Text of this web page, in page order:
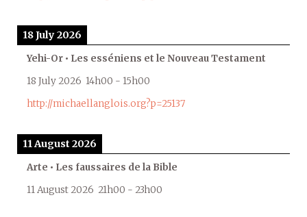
18 July 2026
Yehi-Or • Les esséniens et le Nouveau Testament
18 July 2026 14h00 - 15h00
http://michaellanglois.org?p=25137
11 August 2026
Arte • Les faussaires de la Bible
11 August 2026 21h00 - 23h00